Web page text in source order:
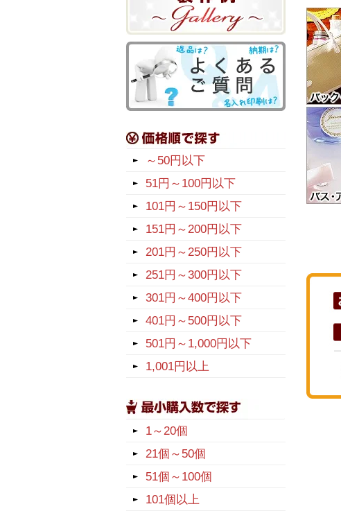
～50円以下
51円～100円以下
101円～150円以下
151円～200円以下
201円～250円以下
251円～300円以下
301円～400円以下
401円～500円以下
501円～1,000円以下
1,001円以上
1～20個
21個～50個
51個～100個
101個以上